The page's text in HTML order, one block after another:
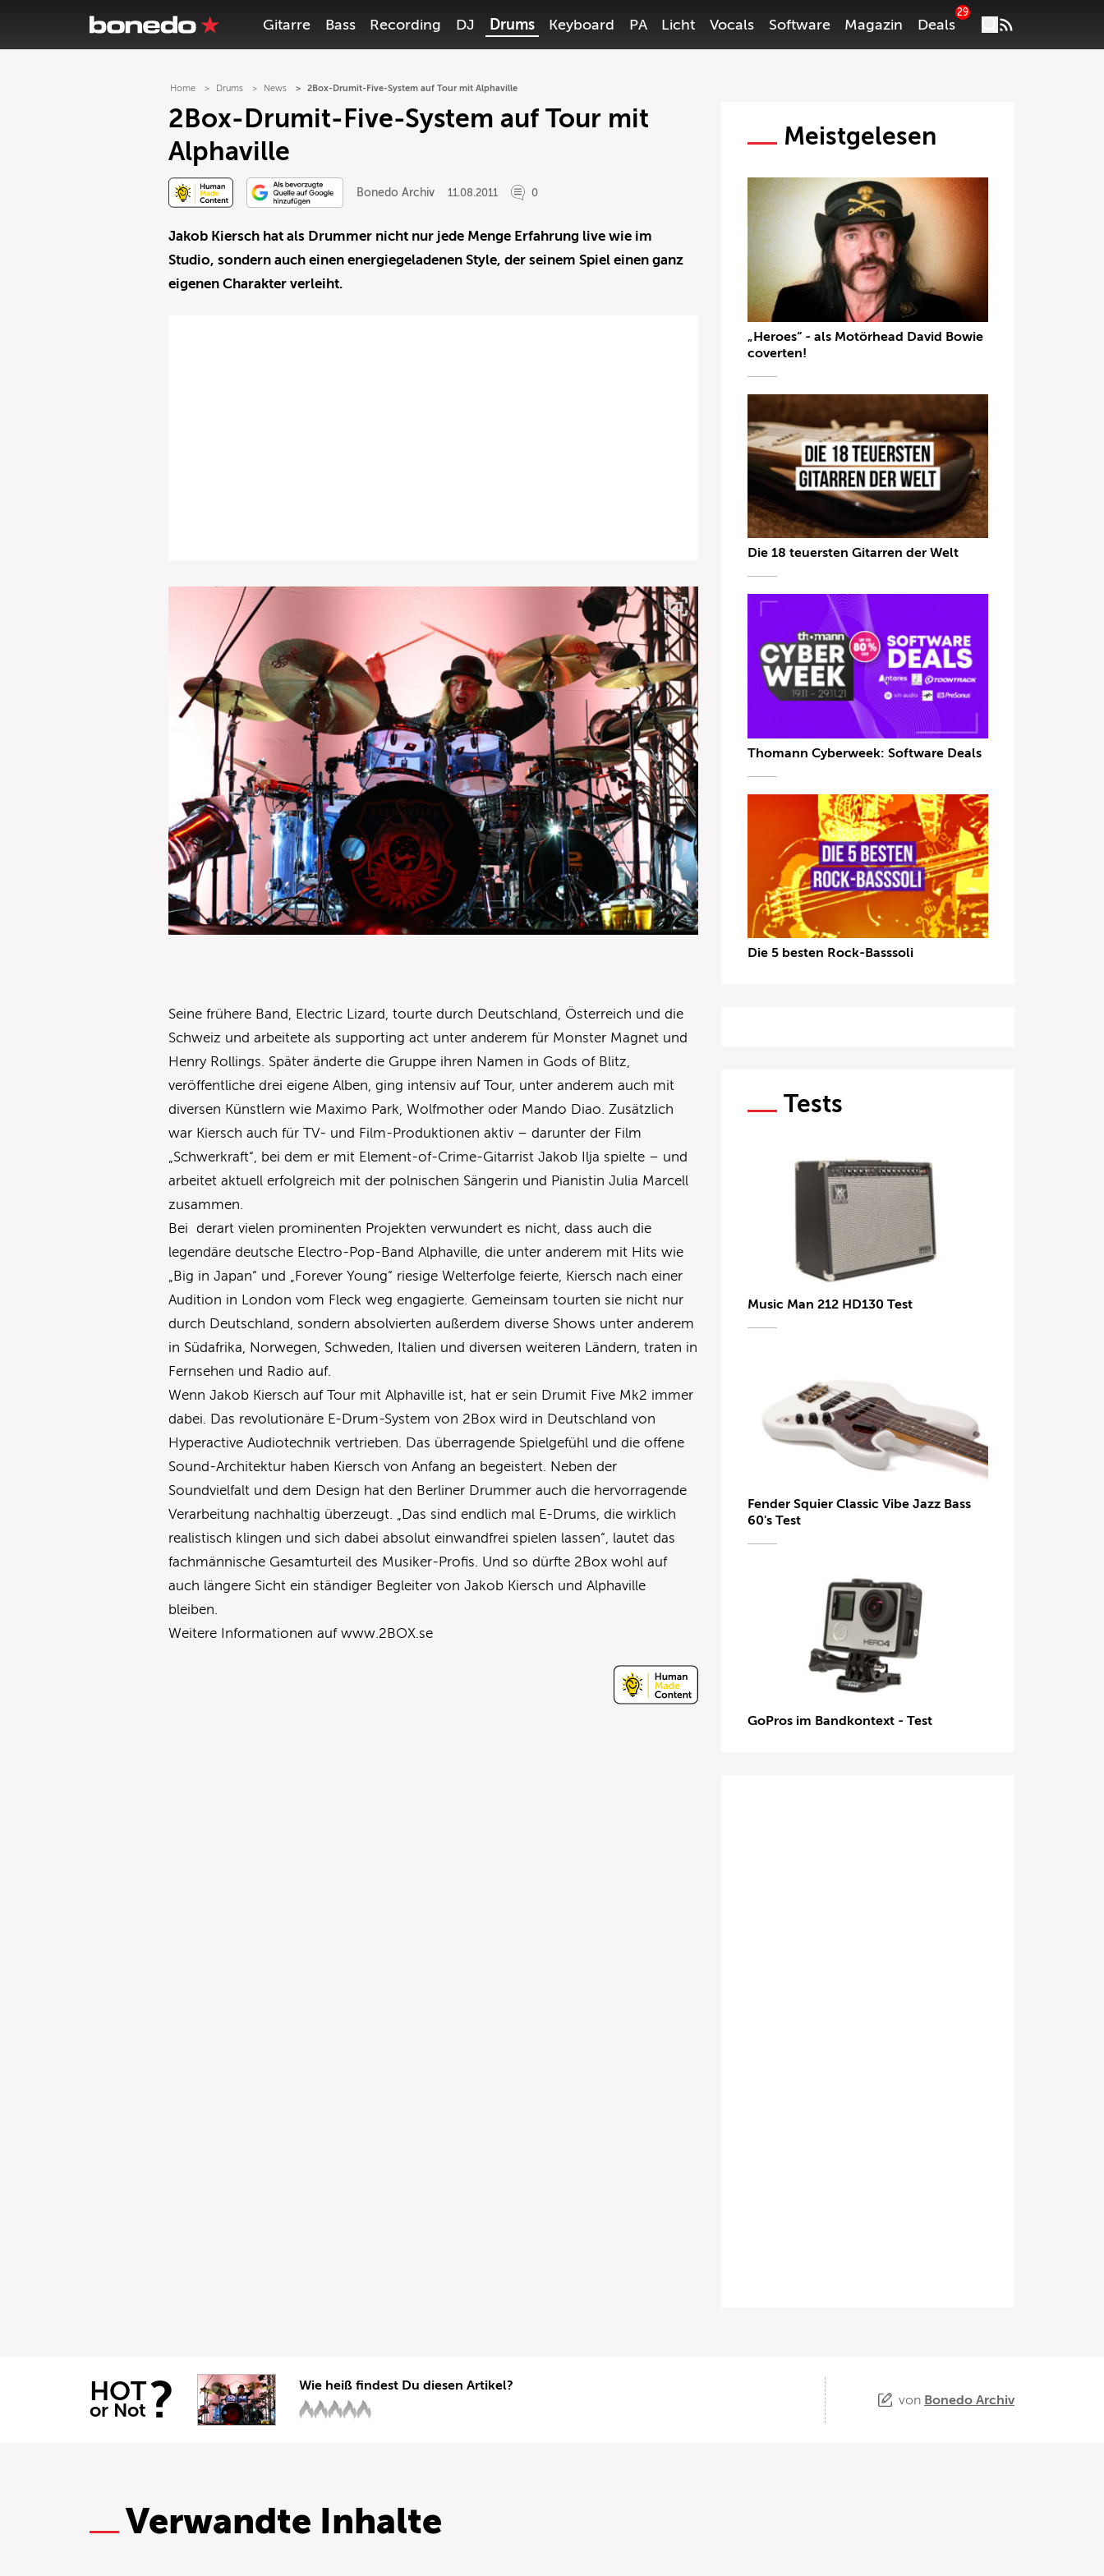
Gitarre Bass Recording DJ Drums Keyboard PA Licht Vocals Software Magazin Deals
29
Home Drums News 2Box-Drumit-Five-System auf Tour mit Alphaville
2Box-Drumit-Five-System auf Tour mit
Alphaville
Bonedo Archiv 11.08.2011 0
Jakob Kiersch hat als Drummer nicht nur jede Menge Erfahrung live wie im
Studio, sondern auch einen energiegeladenen Style, der seinem Spiel einen ganz
eigenen Charakter verleiht.
Seine frühere Band, Electric Lizard, tourte durch Deutschland, Österreich und die
Schweiz und arbeitete als supporting act unter anderem für Monster Magnet und
Henry Rollings. Später änderte die Gruppe ihren Namen in Gods of Blitz,
veröffentliche drei eigene Alben, ging intensiv auf Tour, unter anderem auch mit
diversen Künstlern wie Maximo Park, Wolfmother oder Mando Diao. Zusätzlich
war Kiersch auch für TV- und Film-Produktionen aktiv – darunter der Film
„Schwerkraft“, bei dem er mit Element-of-Crime-Gitarrist Jakob Ilja spielte – und
arbeitet aktuell erfolgreich mit der polnischen Sängerin und Pianistin Julia Marcell
zusammen.
Bei derart vielen prominenten Projekten verwundert es nicht, dass auch die
legendäre deutsche Electro-Pop-Band Alphaville, die unter anderem mit Hits wie
„Big in Japan“ und „Forever Young“ riesige Welterfolge feierte, Kiersch nach einer
Audition in London vom Fleck weg engagierte. Gemeinsam tourten sie nicht nur
durch Deutschland, sondern absolvierten außerdem diverse Shows unter anderem
in Südafrika, Norwegen, Schweden, Italien und diversen weiteren Ländern, traten in
Fernsehen und Radio auf.
Wenn Jakob Kiersch auf Tour mit Alphaville ist, hat er sein Drumit Five Mk2 immer
dabei. Das revolutionäre E-Drum-System von 2Box wird in Deutschland von
Hyperactive Audiotechnik vertrieben. Das überragende Spielgefühl und die offene
Sound-Architektur haben Kiersch von Anfang an begeistert. Neben der
Soundvielfalt und dem Design hat den Berliner Drummer auch die hervorragende
Verarbeitung nachhaltig überzeugt. „Das sind endlich mal E-Drums, die wirklich
realistisch klingen und sich dabei absolut einwandfrei spielen lassen“, lautet das
fachmännische Gesamturteil des Musiker-Profis. Und so dürfte 2Box wohl auf
auch längere Sicht ein ständiger Begleiter von Jakob Kiersch und Alphaville
bleiben.
Weitere Informationen auf www.2BOX.se
Meistgelesen
„Heroes“ - als Motörhead David Bowie
coverten!
Die 18 teuersten Gitarren der Welt
Thomann Cyberweek: Software Deals
Die 5 besten Rock-Basssoli
Tests
Music Man 212 HD130 Test
Fender Squier Classic Vibe Jazz Bass
60's Test
GoPros im Bandkontext - Test
HOT
or Not ?
Wie heiß findest Du diesen Artikel?
von Bonedo Archiv
Verwandte Inhalte